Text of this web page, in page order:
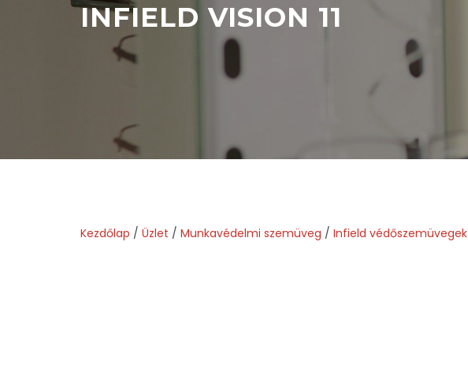
INFIELD VISION 11
Kezdőlap / Üzlet / Munkavédelmi szemüveg / Infield védőszemüvegek